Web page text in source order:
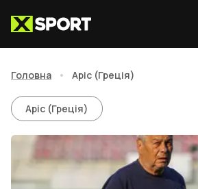
Головна • Аріс (Греція)
Аріс (Греція)
Аріс (Греція)